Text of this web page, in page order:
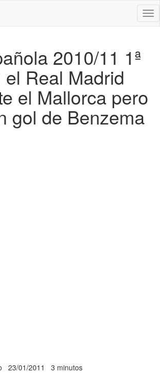
2010/11 1ª
el Real Madrid
el Mallorca pero
gol de Benzema
23/01/2011 3 minutos